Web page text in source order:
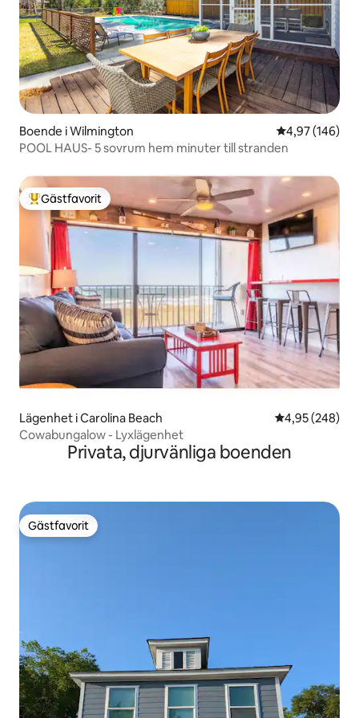
Boende i Wilmington 4,97 av 5 i
4,97 (146)
POOL HAUS- 5 sovrum hem minuter till stranden
Populär gästfavorit
Gästfavorit
Lägenhet i Carolina Beach 4,95 av 5 i
4,95 (248)
Cowabungalow - Lyxlägenhet
Privata, djurvänliga boenden
Gästfavorit
Gästfavorit